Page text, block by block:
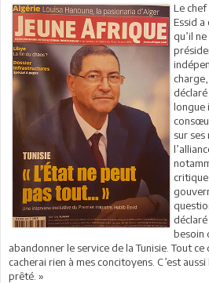
Le
Essid
qu’il
longue
sur
besoin
abandonner le service de la Tunisie. Tout ce
cacherai rien à mes concitoyens. C’est
prêté. »